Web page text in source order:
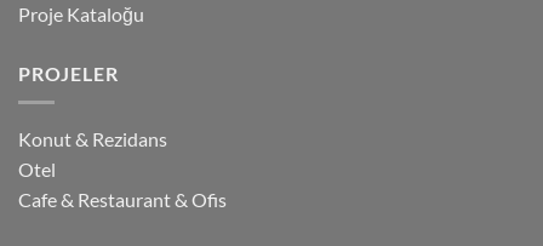
Proje Kataloğu
PROJELER
Konut & Rezidans
Otel
Cafe & Restaurant & Ofis